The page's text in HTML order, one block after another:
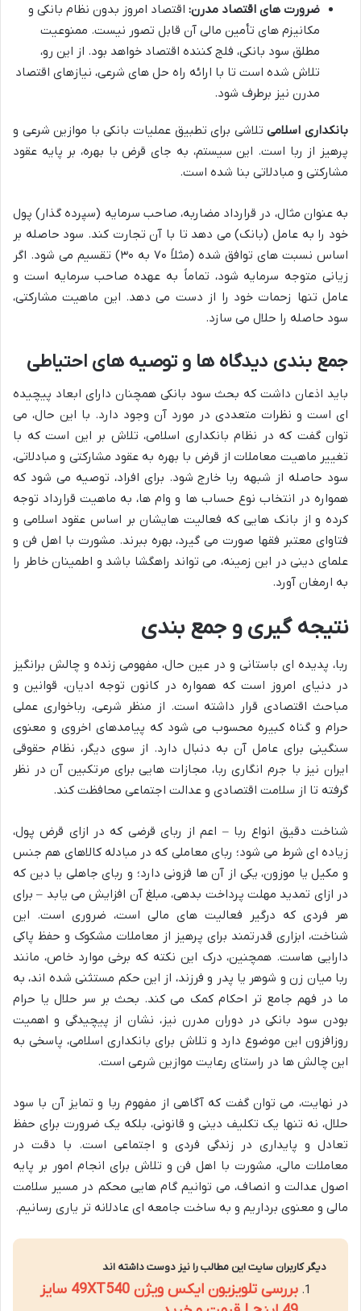
ضرورت های اقتصاد مدرن: اقتصاد امروز بدون نظام بانکی و
مکانیزم های تأمین مالی آن قابل تصور نیست. ممنوعیت
مطلق سود بانکی، فلج کننده اقتصاد خواهد بود. از این رو،
تلاش شده است تا با ارائه راه حل های شرعی، نیازهای اقتصاد
مدرن نیز برطرف شود.
بانکداری اسلامیتلاشی برای تطبیق عملیات بانکی با موازین شرعی و
پرهیز از ربا است. این سیستم، به جای قرض با بهره، بر پایه عقود
مشارکتی و مبادلاتی بنا شده است.
به عنوان مثال، در قرارداد مضاربه، صاحب سرمایه (سپرده گذار) پول
خود را به عامل (بانک) می دهد تا با آن تجارت کند. سود حاصله بر
اساس نسبت های توافق شده (مثلاً ۷۰ به ۳۰) تقسیم می شود. اگر
زیانی متوجه سرمایه شود، تماماً به عهده صاحب سرمایه است و
عامل تنها زحمات خود را از دست می دهد. این ماهیت مشارکتی،
سود حاصله را حلال می سازد.
جمع بندی دیدگاه ها و توصیه های احتیاطی
باید اذعان داشت که بحث سود بانکی همچنان دارای ابعاد پیچیده
ای است و نظرات متعددی در مورد آن وجود دارد. با این حال، می
توان گفت که در نظام بانکداری اسلامی، تلاش بر این است که با
تغییر ماهیت معاملات از قرض با بهره به عقود مشارکتی و مبادلاتی،
سود حاصله از شبهه ربا خارج شود. برای افراد، توصیه می شود که
همواره در انتخاب نوع حساب ها و وام ها، به ماهیت قرارداد توجه
کرده و از بانک هایی که فعالیت هایشان بر اساس عقود اسلامی و
فتاوای معتبر فقها صورت می گیرد، بهره ببرند. مشورت با اهل فن و
علمای دینی در این زمینه، می تواند راهگشا باشد و اطمینان خاطر را
به ارمغان آورد.
نتیجه گیری و جمع بندی
ربا، پدیده ای باستانی و در عین حال، مفهومی زنده و چالش برانگیز
در دنیای امروز است که همواره در کانون توجه ادیان، قوانین و
مباحث اقتصادی قرار داشته است. از منظر شرعی، رباخواری عملی
حرام و گناه کبیره محسوب می شود که پیامدهای اخروی و معنوی
سنگینی برای عامل آن به دنبال دارد. از سوی دیگر، نظام حقوقی
ایران نیز با جرم انگاری ربا، مجازات هایی برای مرتکبین آن در نظر
گرفته تا از سلامت اقتصادی و عدالت اجتماعی محافظت کند.
شناخت دقیق انواع ربا – اعم از ربای قرضی که در ازای قرض پول،
زیاده ای شرط می شود؛ ربای معاملی که در مبادله کالاهای هم جنس
و مکیل یا موزون، یکی از آن ها فزونی دارد؛ و ربای جاهلی یا دین که
در ازای تمدید مهلت پرداخت بدهی، مبلغ آن افزایش می یابد – برای
هر فردی که درگیر فعالیت های مالی است، ضروری است. این
شناخت، ابزاری قدرتمند برای پرهیز از معاملات مشکوک و حفظ پاکی
دارایی هاست. همچنین، درک این نکته که برخی موارد خاص، مانند
ربا میان زن و شوهر یا پدر و فرزند، از این حکم مستثنی شده اند، به
ما در فهم جامع تر احکام کمک می کند. بحث بر سر حلال یا حرام
بودن سود بانکی در دوران مدرن نیز، نشان از پیچیدگی و اهمیت
روزافزون این موضوع دارد و تلاش برای بانکداری اسلامی، پاسخی به
این چالش ها در راستای رعایت موازین شرعی است.
در نهایت، می توان گفت که آگاهی از مفهوم ربا و تمایز آن با سود
حلال، نه تنها یک تکلیف دینی و قانونی، بلکه یک ضرورت برای حفظ
تعادل و پایداری در زندگی فردی و اجتماعی است. با دقت در
معاملات مالی، مشورت با اهل فن و تلاش برای انجام امور بر پایه
اصول عدالت و انصاف، می توانیم گام هایی محکم در مسیر سلامت
مالی و معنوی برداریم و به ساخت جامعه ای عادلانه تر یاری رسانیم.
دیگر کاربران سایت این مطالب را نیز دوست داشته اند
بررسی تلویزیون ایکس ویژن 49XT540 سایز